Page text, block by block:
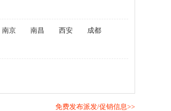
南京 南昌 西安 成都
免费发布派发/促销信息>>